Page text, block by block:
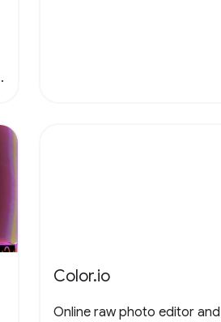
Color.io
Online raw photo editor